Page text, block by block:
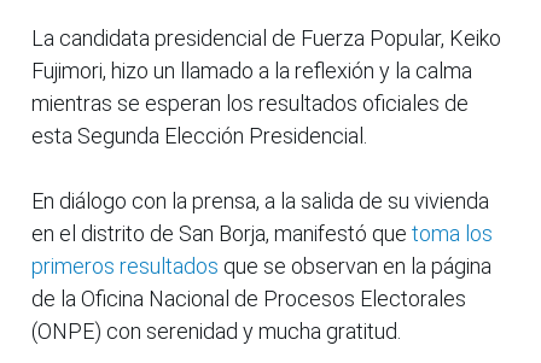
La candidata presidencial de Fuerza Popular, Keiko
Fujimori, hizo un llamado a la reflexión y la calma
mientras se esperan los resultados oficiales de
esta Segunda Elección Presidencial.
En diálogo con la prensa, a la salida de su vivienda
en el distrito de San Borja, manifestó que toma los
primeros resultados que se observan en la página
de la Oficina Nacional de Procesos Electorales
(ONPE) con serenidad y mucha gratitud.